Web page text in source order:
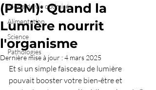
Mode de vie optimisé
Alimentation
Science
Pathologies
(PBM): Quand la
Lumière nourrit
l'organisme
Dernière mise à jour :4 mars 2025
Et si un simple faisceau de lumière
pouvait booster votre bien-être et